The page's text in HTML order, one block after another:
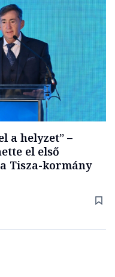
a helyzet” –
el első
Tisza-kormány